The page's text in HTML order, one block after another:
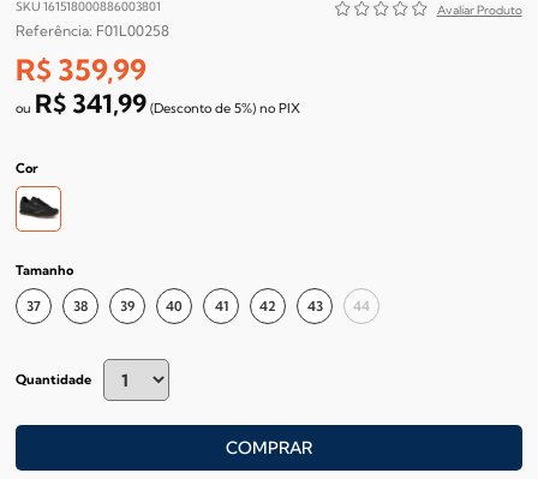
SKU 161518000886003801
F01L00258
R$ 359,99
R$ 341,99 (Desconto de 5%) no PIX
Cor
Tamanho
37 38 39 40 41 42 43 44
Quantidade
COMPRAR